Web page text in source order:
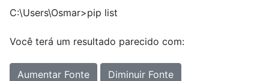
C:\Users\Osmar>pip list
Você terá um resultado parecido com:
Aumentar Fonte Diminuir Fonte